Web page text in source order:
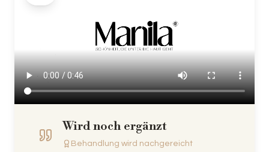
Wird noch ergänzt
Behandlung wird nachgereicht